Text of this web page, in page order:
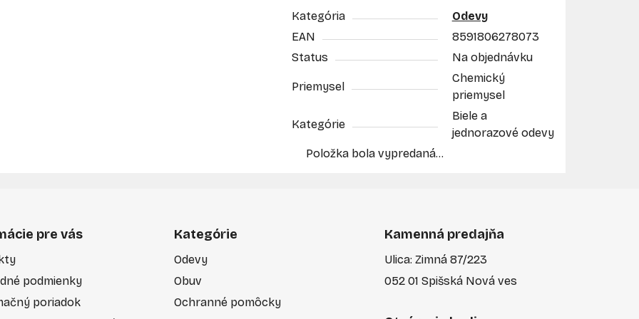
Kategória
Odevy
EAN
8591806278073
Status
Na objednávku
Priemysel
Chemický
priemysel
Kategórie
Biele a
jednorazové odevy
Položka bola vypredaná…
pre vás
podmienky
poriadok
Kategórie
Odevy
Obuv
Ochranné pomôcky
Kamenná predajňa
Ulica: Zimná 87/223
052 01 Spišská Nová ves